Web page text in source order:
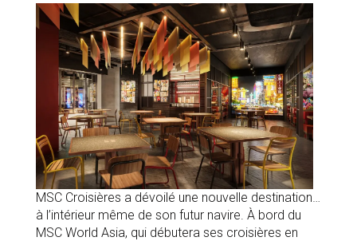
MSC Croisières a dévoilé une nouvelle destination…
à l’intérieur même de son futur navire. À bord du
MSC World Asia, qui débutera ses croisières en